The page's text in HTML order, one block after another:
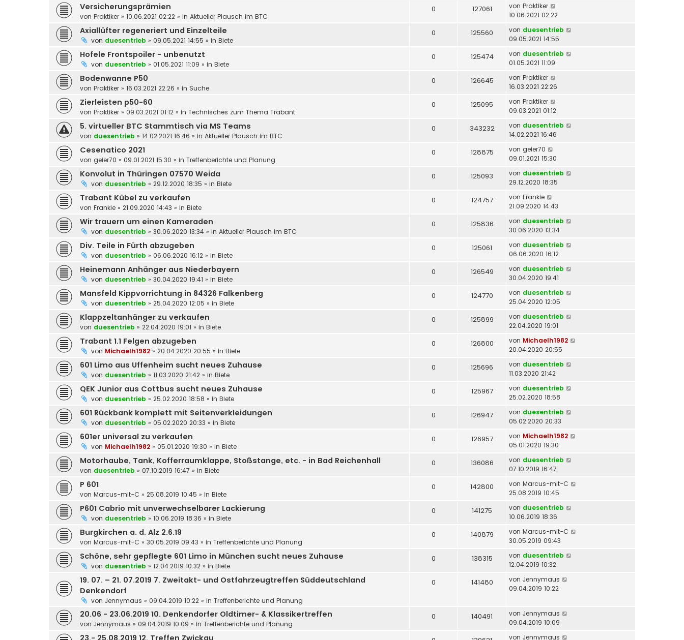
Versicherungsprämien
von Praktiker » 10.06.2021 02:22 » in Aktueller Plausch im BTC
0 127061 von Praktiker
10.06.2021 02:22
Axiallüfter regeneriert und Einzelteile
von duesentrieb » 09.05.2021 14:55 » in Biete
0 125560 von duesentrieb
09.05.2021 14:55
Hofele Frontspoiler - unbenutzt
von duesentrieb » 01.05.2021 11:09 » in Biete
0 125474 von duesentrieb
01.05.2021 11:09
Bodenwanne P50
von Praktiker » 16.03.2021 22:26 » in Suche
0 126645 von Praktiker
16.03.2021 22:26
Zierleisten p50-60
von Praktiker » 09.03.2021 01:12 » in Technisches zum Thema Trabant
0 125095 von Praktiker
09.03.2021 01:12
5. virtueller BTC Stammtisch via MS Teams
von duesentrieb » 14.02.2021 16:46 » in Aktueller Plausch im BTC
0 343232 von duesentrieb
14.02.2021 16:46
Cesenatico 2021
von geier70 » 09.01.2021 15:30 » in Treffenberichte und Planung
0 128875 von geier70
09.01.2021 15:30
Konvolut in Thüringen 07570 Weida
von duesentrieb » 29.12.2020 18:35 » in Biete
0 125093 von duesentrieb
29.12.2020 18:35
Trabant Kübel zu verkaufen
von Frankie » 21.09.2020 14:43 » in Biete
0 124757 von Frankie
21.09.2020 14:43
Wir trauern um einen Kameraden
von duesentrieb » 30.06.2020 13:34 » in Aktueller Plausch im BTC
0 125836 von duesentrieb
30.06.2020 13:34
Div. Teile in Fürth abzugeben
von duesentrieb » 06.06.2020 16:12 » in Biete
0 125061 von duesentrieb
06.06.2020 16:12
Heinemann Anhänger aus Niederbayern
von duesentrieb » 30.04.2020 19:41 » in Biete
0 126549 von duesentrieb
30.04.2020 19:41
Mansfeld Kippvorrichtung in 84326 Falkenberg
von duesentrieb » 25.04.2020 12:05 » in Biete
0 124770 von duesentrieb
25.04.2020 12:05
Klappzeltanhänger zu verkaufen
von duesentrieb » 22.04.2020 19:01 » in Biete
0 125899 von duesentrieb
22.04.2020 19:01
Trabant 1.1 Felgen abzugeben
von Michaelh1982 » 20.04.2020 20:55 » in Biete
0 126800 von Michaelh1982
20.04.2020 20:55
601 Limo aus Uffenheim sucht neues Zuhause
von duesentrieb » 11.03.2020 21:42 » in Biete
0 125696 von duesentrieb
11.03.2020 21:42
QEK Junior aus Cottbus sucht neues Zuhause
von duesentrieb » 25.02.2020 18:58 » in Biete
0 125967 von duesentrieb
25.02.2020 18:58
601 Rückbank komplett mit Seitenverkleidungen
von duesentrieb » 05.02.2020 20:33 » in Biete
0 126947 von duesentrieb
05.02.2020 20:33
601er universal zu verkaufen
von Michaelh1982 » 05.01.2020 19:30 » in Biete
0 126957 von Michaelh1982
05.01.2020 19:30
Motorhaube, Tank, Kofferraumklappe, Stoßstange, etc. - in Bad Reichenhall
von duesentrieb » 07.10.2019 16:47 » in Biete
0 136086 von duesentrieb
07.10.2019 16:47
P 601
von Marcus-mit-C » 25.08.2019 10:45 » in Biete
0 142800 von Marcus-mit-C
25.08.2019 10:45
P601 Cabrio mit unverwechselbarer Lackierung
von duesentrieb » 10.06.2019 18:36 » in Biete
0 141275 von duesentrieb
10.06.2019 18:36
Burgkirchen a. d. Alz 2.6.19
von Marcus-mit-C » 30.05.2019 09:43 » in Treffenberichte und Planung
0 140879 von Marcus-mit-C
30.05.2019 09:43
Schöne, sehr gepflegte 601 Limo in München sucht neues Zuhause
von duesentrieb » 12.04.2019 10:32 » in Biete
0 138315 von duesentrieb
12.04.2019 10:32
19. 07. – 21. 07.2019 7. Zweitakt- und Ostfahrzeugtreffen Süddeutschland
Denkendorf
von Jennymaus » 09.04.2019 10:22 » in Treffenberichte und Planung
0 141480 von Jennymaus
09.04.2019 10:22
20.06 - 23.06.2019 10. Denkendorfer Oldtimer- & Klassikertreffen
von Jennymaus » 09.04.2019 10:09 » in Treffenberichte und Planung
0 140491 von Jennymaus
09.04.2019 10:09
von Jennymaus